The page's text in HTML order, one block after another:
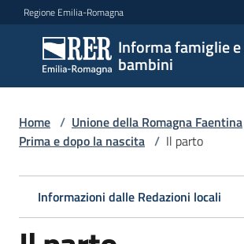
Vai al contenuto
Vai alla navigazione
Vai al footer
Regione Emilia-Romagna
Informa famiglie e
bambini
Informa
famiglie
e
bambini
Argomenti
Home / Unione della Romagna Faentina
Prima e dopo la nascita / Il parto
Informazioni dalle Redazioni locali